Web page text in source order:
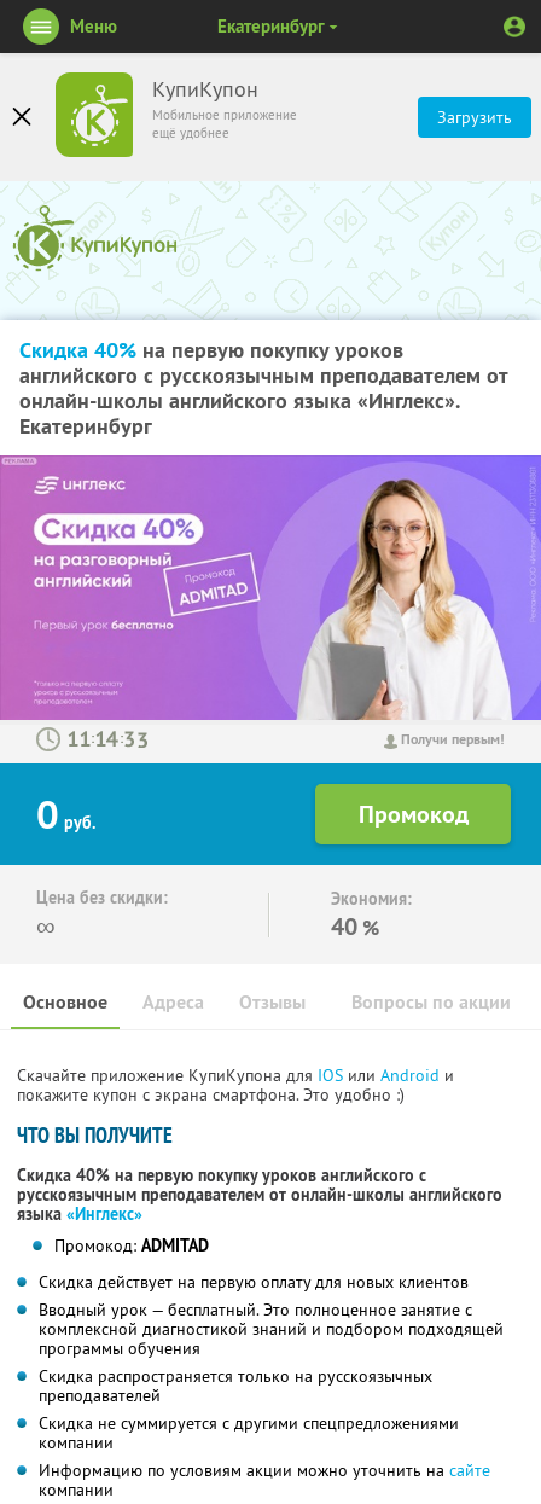
КупиКупон
Мобильное приложение
ещё удобнее
Загрузить
Меню Екатеринбург
Скидка 40% на первую покупку уроков
английского с русскоязычным преподавателем от
онлайн-школы английского языка «Инглекс».
Екатеринбург
Получи первым!
: :
0 руб.
Цена без скидки:
∞
Экономия:
40 %
Основное Отзывы Вопросы по акции
Адреса
Скачайте приложение КупиКупона для IOS или Android и
покажите купон с экрана смартфона. Это удобно :)
ЧТО ВЫ ПОЛУЧИТЕ
Скидка 40% на первую покупку уроков английского с
русскоязычным преподавателем от онлайн-школы английского
языка «Инглекс»
Промокод: ADMITAD
Скидка действует на первую оплату для новых клиентов
Вводный урок — бесплатный. Это полноценное занятие с
комплексной диагностикой знаний и подбором подходящей
программы обучения
Скидка распространяется только на русскоязычных
преподавателей
Скидка не суммируется с другими спецпредложениями
компании
Информацию по условиям акции можно уточнить на сайте
компании